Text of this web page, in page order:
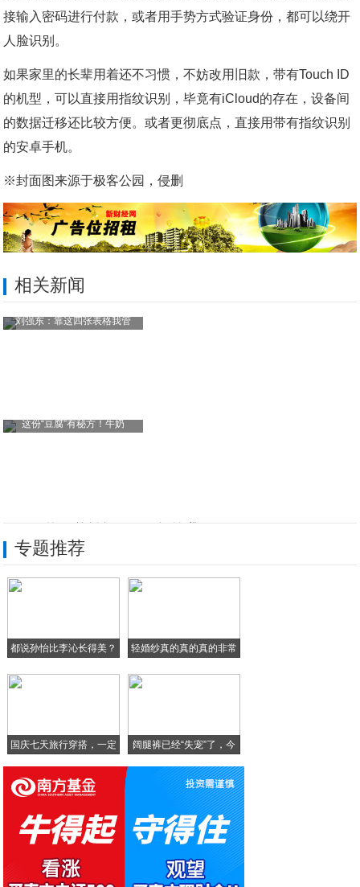
接输入密码进行付款，或者用手势方式验证身份，都可以绕开
人脸识别。
如果家里的长辈用着还不习惯，不妨改用旧款，带有Touch ID
的机型，可以直接用指纹识别，毕竟有iCloud的存在，设备间
的数据迁移还比较方便。或者更彻底点，直接用带有指纹识别
的安卓手机。
※封面图来源于极客公园，侵删
相关新闻
刘强东：靠这四张表格我管
这份“豆腐”有秘方！牛奶
小米10手机专用？小米新款AloT路由器
华为畅享10e官宣：小屏实力机型 3月1
专题推荐
都说孙怡比李沁长得美？
轻婚纱真的真的真的非常
国庆七天旅行穿搭，一定
阔腿裤已经“失宠”了，今